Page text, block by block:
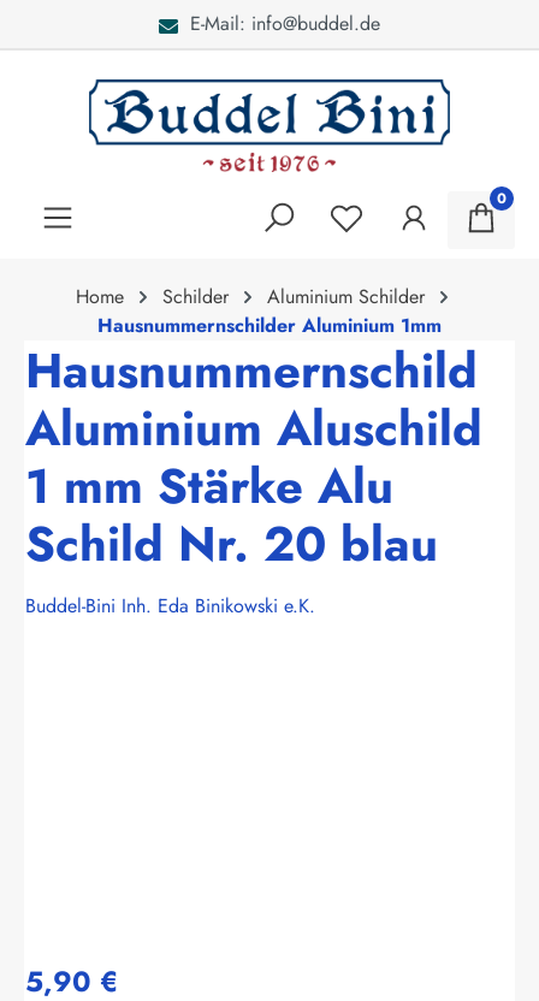
E-Mail: info@buddel.de
0
Home Schilder
Aluminium Schilder
Hausnummernschilder Aluminium 1mm
Hausnummernschild
Aluminium Aluschild
1 mm Stärke Alu
Schild Nr. 20 blau
Buddel-Bini Inh. Eda Binikowski e.K.
5,90 €